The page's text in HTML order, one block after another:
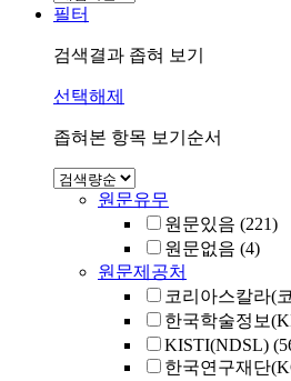
필터
검색결과 좁혀 보기
선택해제
좁혀본 항목 보기순서
원문유무
원문있음 (221)
원문없음 (4)
원문제공처
코리아스칼라(
한국학술정보
KISTI(NDSL)
한국연구재단